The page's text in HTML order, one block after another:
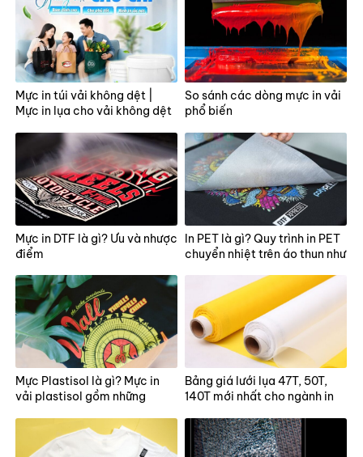
Mực in túi vải không dệt |
Mực in lụa cho vải không dệt
So sánh các dòng mực in vải
phổ biến
Mực in DTF là gì? Ưu và nhược
điểm
In PET là gì? Quy trình in PET
chuyển nhiệt trên áo thun như
Mực Plastisol là gì? Mực in
vải plastisol gồm những
Bảng giá lưới lụa 47T, 50T,
140T mới nhất cho ngành in